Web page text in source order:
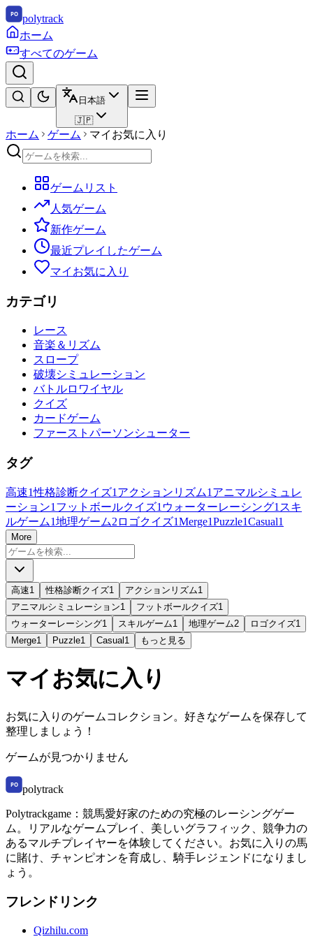
polytrack
ホーム
すべてのゲーム
日本語
🇯🇵
ホーム ゲーム マイお気に入り
ゲームリスト
人気ゲーム
新作ゲーム
最近プレイしたゲーム
マイお気に入り
カテゴリ
レース
音楽＆リズム
スロープ
破壊シミュレーション
バトルロワイヤル
クイズ
カードゲーム
ファーストパーソンシューター
タグ
高速1性格診断クイズ1 アクションリズム1 アニマルシミュレ
ーション1 フットボールクイズ1 ウォーターレーシング1 スキ
ルゲーム1地理ゲーム2 ロゴクイズ1Merge1Puzzle1Casual1
More
高速1 性格診断クイズ1 アクションリズム1
アニマルシミュレーション1 フットボールクイズ1
ウォーターレーシング1 スキルゲーム1 地理ゲーム2 ロゴクイズ1
Merge1 Puzzle1 Casual 1 もっと見る
マイお気に入り
お気に入りのゲームコレクション。好きなゲームを保存して
整理しましょう！
ゲームが見つかりません
polytrack
Polytrackgame：競馬愛好家のための究極のレーシングゲー
ム。リアルなゲームプレイ、美しいグラフィック、競争力の
あるマルチプレイヤーを体験してください。お気に入りの馬
に賭け、チャンピオンを育成し、騎手レジェンドになりまし
ょう。
フレンドリンク
Qizhilu.com